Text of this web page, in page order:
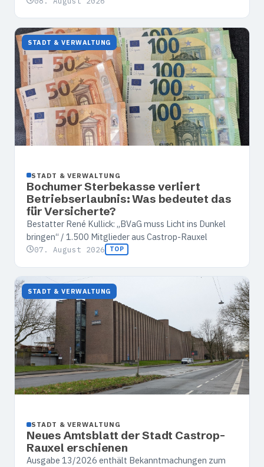
STADT & VERWALTUNG
STADT & VERWALTUNG
Bochumer Sterbekasse verliert
Betriebserlaubnis: Was bedeutet das
für Versicherte?
Bestatter René Kullick: „BVaG muss Licht ins Dunkel
bringen“ / 1.500 Mitglieder aus Castrop-Rauxel
07. August 2026 TOP
STADT & VERWALTUNG
STADT & VERWALTUNG
Neues Amtsblatt der Stadt Castrop-
Rauxel erschienen
Ausgabe 13/2026 enthält Bekanntmachungen zum